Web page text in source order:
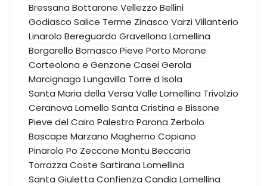
Bressana Bottarone Vellezzo Bellini
Godiasco Salice Terme Zinasco VarziVillanterio
Linarolo Bereguardo Gravellona Lomellina
Borgarello Bornasco Pieve Porto Morone
Corteolona e Genzone Casei Gerola
Marcignago Lungavilla Torre d Isola
Santa Maria della Versa Valle Lomellina Trivolzio
Ceranova Lomello Santa Cristina e Bissone
Pieve del Cairo Palestro Parona Zerbolo
Bascape Marzano Magherno Copiano
Pinarolo Po Zeccone Montu Beccaria
Torrazza Coste Sartirana Lomellina
Santa Giuletta Confienza Candia Lomellina